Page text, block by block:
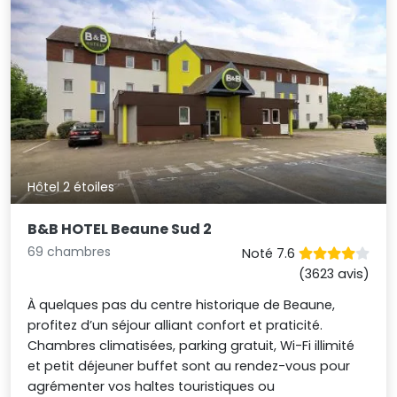
Hôtel 2 étoiles
B&B HOTEL Beaune Sud 2
69 chambres
Noté 7.6
(3623 avis)
À quelques pas du centre historique de Beaune,
profitez d’un séjour alliant confort et praticité.
Chambres climatisées, parking gratuit, Wi-Fi illimité
et petit déjeuner buffet sont au rendez-vous pour
agrémenter vos haltes touristiques ou